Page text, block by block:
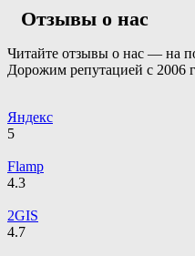
Отзывы о нас
Читайте отзывы о нас — на
Дорожим репутацией с 2006
Яндекс
5
Flamp
4.3
2GIS
4.7